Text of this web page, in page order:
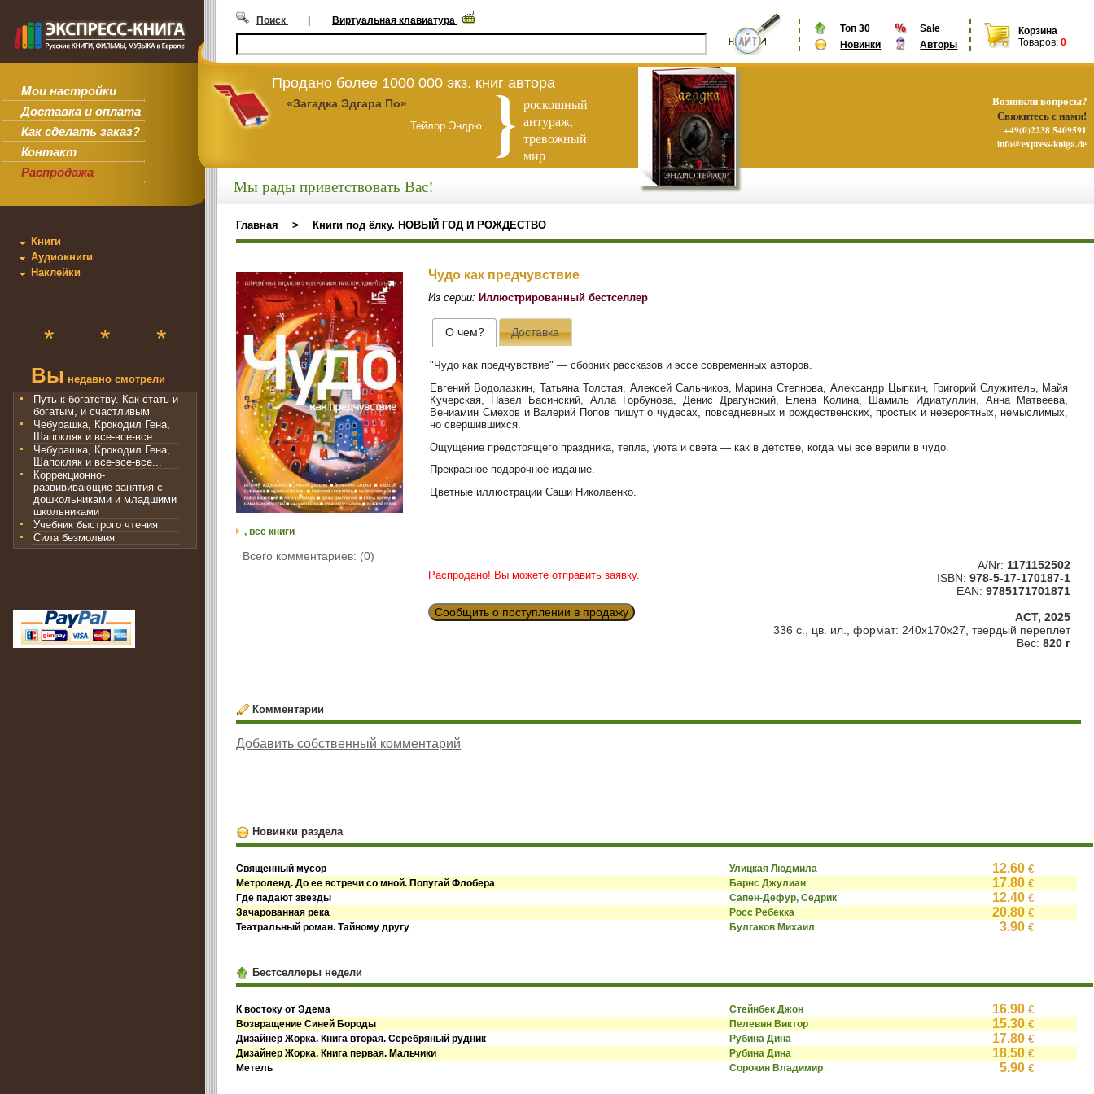
Мои настройки
Доставка и оплата
Как сделать заказ?
Контакт
Распродажа
Топ 30
Sale
Новинки
Авторы
Корзина
Товаров: 0
Поиск | Виртуальная клавиатура
Продано более 1000 000 экз. книг автора
«Загадка Эдгара По»
Тейлор Эндрю
роскошный
антураж,
тревожный
мир
Книги
Аудиокниги
Наклейки
* * *
Вы недавно смотрели
Путь к богатству. Как стать и
богатым, и счастливым
Чебурашка, Крокодил Гена,
Шапокляк и все-все-все...
Чебурашка, Крокодил Гена,
Шапокляк и все-все-все...
Коррекционно-
развививающие занятия с
дошкольниками и младшими
школьниками
Учебник быстрого чтения
Сила безмолвия
Мы рады приветствовать Вас!
Главная > Книги под ёлку. НОВЫЙ ГОД И РОЖДЕСТВО
, все книги
Всего комментариев: (0)
Чудо как предчувствие
Из серии: Иллюстрированный бестселлер
О чем? Доставка
"Чудо как предчувствие" — сборник рассказов и эссе современных авторов.
Евгений Водолазкин, Татьяна Толстая, Алексей Сальников, Марина Степнова, Александр Цыпкин, Григорий Служитель, Майя
Кучерская, Павел Басинский, Алла Горбунова, Денис Драгунский, Елена Колина, Шамиль Идиатуллин, Анна Матвеева,
Вениамин Смехов и Валерий Попов пишут о чудесах, повседневных и рождественских, простых и невероятных, немыслимых,
но свершившихся.
Ощущение предстоящего праздника, тепла, уюта и света — как в детстве, когда мы все верили в чудо.
Прекрасное подарочное издание.
Цветные иллюстрации Саши Николаенко.
Распродано! Вы можете отправить заявку.
Сообщить о поступлении в продажу
A/Nr: 1171152502
ISBN: 978-5-17-170187-1
EAN: 9785171701871
АСТ, 2025
336 с., цв. ил., формат: 240x170x27, твердый переплет
Вес: 820 г
Комментарии
Добавить собственный комментарий
Новинки раздела
Священный мусор Улицкая Людмила 12.60€
Метроленд. До ее встречи со мной. Попугай Флобера Барнс Джулиан 17.80€
Где падают звезды Сапен-Дефур, Седрик 12.40€
Зачарованная река Росс Ребекка 20.80€
Театральный роман. Тайному другу Булгаков Михаил 3.90€
Бестселлеры недели
К востоку от Эдема Стейнбек Джон 16.90€
Возвращение Синей Бороды Пелевин Виктор 15.30€
Дизайнер Жорка. Книга вторая. Серебряный рудник Рубина Дина 17.80€
Дизайнер Жорка. Книга первая. Мальчики Рубина Дина 18.50€
Метель Сорокин Владимир 5.90€
Возникли вопросы?
Свяжитесь с нами!
+49(0)2238 5409591
info@express-kniga.de